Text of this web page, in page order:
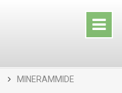
MINERAMMIDE